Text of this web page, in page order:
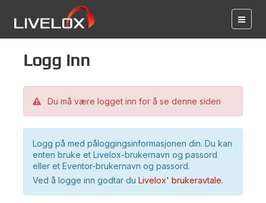
Logg inn
Du må være logget inn for å se denne siden
Logg på med påloggingsinformasjonen din. Du kan
enten bruke et Livelox-brukernavn og passord
eller et Eventor-brukernavn og passord.
Ved å logge inn godtar du Livelox' brukeravtale.